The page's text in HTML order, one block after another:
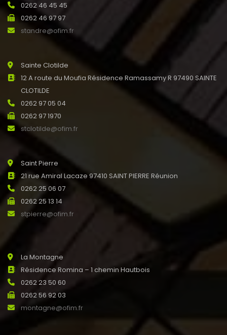
0262 46 45 45
0262 46 97 97
standre@ofim.fr
Sainte Clotilde
12 A route du Moufia Résidence Ramassamy R 97490 SAINTE
CLOTILDE
0262 97 05 04
0262 97 1970
stclotilde@ofim.fr
Saint Pierre
21 rue Amiral Lacaze 97410 SAINT PIERRE Réunion
0262 25 06 07
0262 25 13 14
stpierre@ofim.fr
La Montagne
Résidence Romina – 1 chemin Hautbois
0262 23 50 60
0262 56 92 03
montagne@ofim.fr